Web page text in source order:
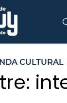
CULTURAL